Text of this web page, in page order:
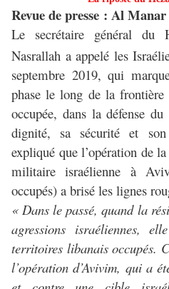
Revue de presse : Al Manar
Le secrétaire général du
Nasrallah a appelé les
septembre 2019, qui
phase le long de la frontière
occupée, dans la défense
dignité, sa sécurité et
expliqué que l’opération de
militaire israélienne à
occupés) a brisé les lignes
« Dans le passé, quand la
agressions israéliennes,
territoires libanais occupés.
l’opération d’Avivim, qui a